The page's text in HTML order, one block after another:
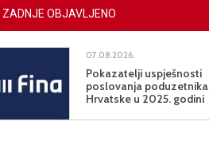
ZADNJE OBJAVLJENO
07.08.2026.
Pokazatelji uspješnosti
poslovanja poduzetnika
Hrvatske u 2025. godini